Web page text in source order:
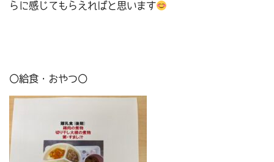
らに感じてもらえればと思います
〇給食・おやつ〇